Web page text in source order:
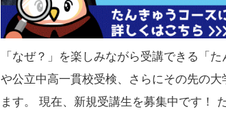
「なぜ？」を楽しみながら受講できる「
や公立中高一貫校受検、さらにその先の大
ます。 現在、新規受講生を募集中です！